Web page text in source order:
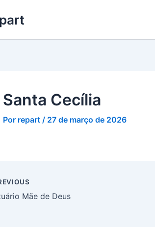
Santa Cecília
Por repart / 27 de março de 2026
Mãe de Deus